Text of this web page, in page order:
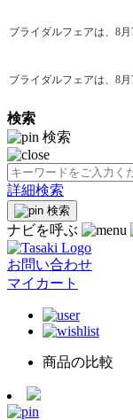
ブライダルフェアは、8
ブライダルフェアは、8
検索
検索
詳細検索
検索
ナビを呼ぶ
お問い合わせ
マイカート
商品の比較